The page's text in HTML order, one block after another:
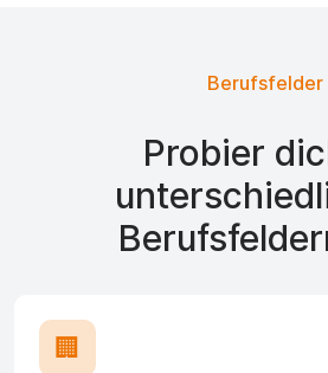
Berufsfelder
Probier
🏢